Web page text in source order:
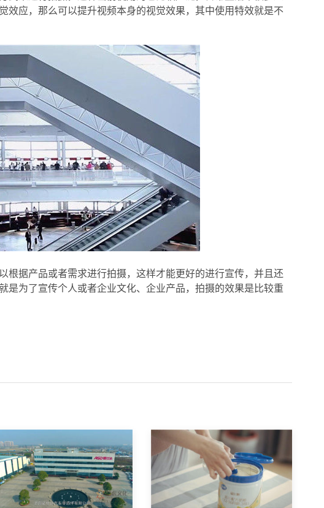
效应，那么可以提升视频本身的视觉效果，其中使用特效就是不
根据产品或者需求进行拍摄，这样才能更好的进行宣传，并且还
是为了宣传个人或者企业文化、企业产品，拍摄的效果是比较重